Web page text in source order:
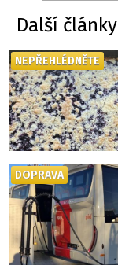
Další články
NEPŘEHLÉDNĚTE
DOPRAVA